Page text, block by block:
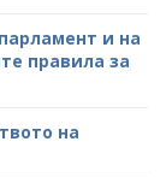
и на
правила за
на